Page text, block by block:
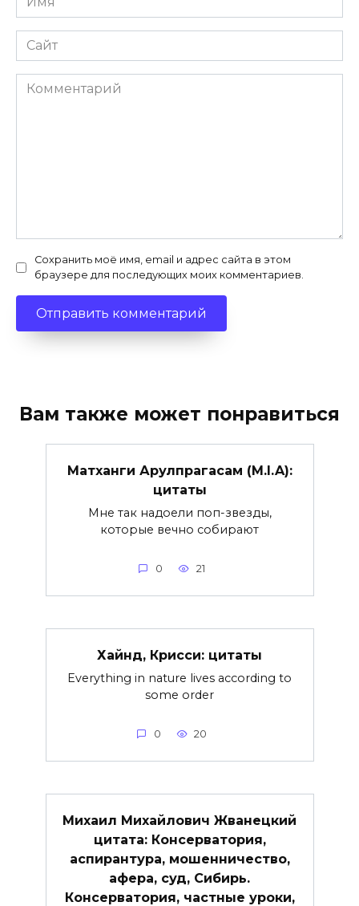
*
Сайт
Комментарий
Сохранить моё имя, email и адрес сайта в этом
браузере для последующих моих комментариев.
Вам также может понравиться
Матханги Арулпрагасам (M.I.A):
цитаты
Мне так надоели поп-звезды,
которые вечно собирают
0 21
Хайнд, Крисси: цитаты
Everything in nature lives according to
some order
0 20
Михаил Михайлович Жванецкий
цитата: Консерватория,
аспирантура, мошенничество,
афера, суд, Сибирь.
Консерватория, частные уроки,